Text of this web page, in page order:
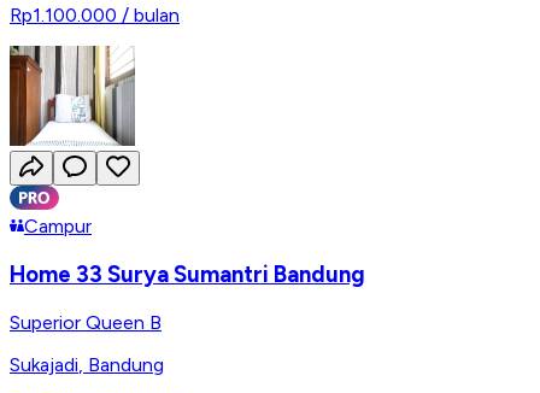
Rp1.100.000 / bulan
Campur
Home 33 Surya Sumantri Bandung
Superior Queen B
Sukajadi Bandung